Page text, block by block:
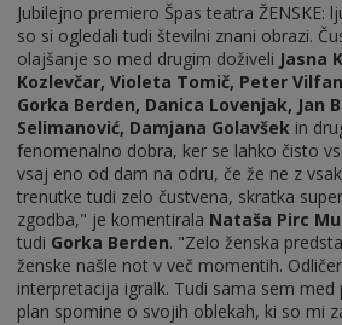
Jubilejno premiero Špas teatra ŽENSKE:
so si ogledali tudi številni znani obrazi.
olajšanje so med drugim doživeli Jasna
Kozlevčar, Violeta Tomič, Peter
Gorka Berden, Danica Lovenjak, Jan
Selimanović, Damjana Golavšek in
fenomenalno dobra, ker se lahko čisto
vsaj eno od dam na odru, če že ne z
trenutke tudi zelo čustvena, skratka
zgodba," je komentirala Nataša Pirc
tudi Gorka Berden. "Zelo ženska
ženske našle not v več momentih.
interpretacija igralk. Tudi sama sem
plan spomine o svojih oblekah, ki so mi